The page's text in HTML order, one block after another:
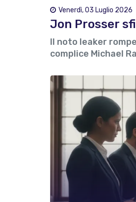
Venerdì, 03 Luglio 2026
Jon Prosser
Il noto leaker
complice Michael